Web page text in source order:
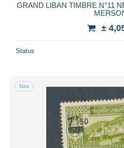
GRAND LIBAN TIMBRE N°11
±
Status
Neu